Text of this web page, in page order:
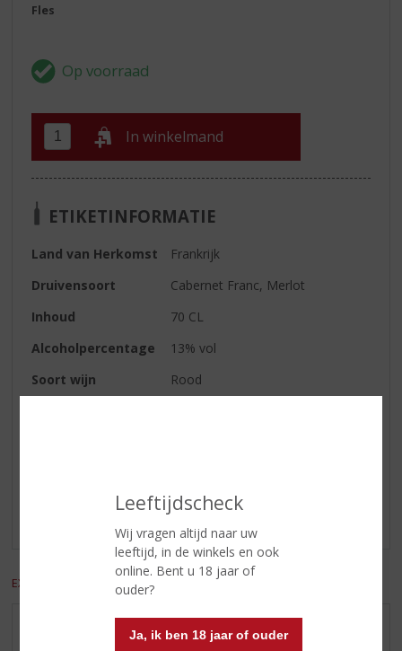
Leeftijdscheck
Wij vragen altijd naar uw
leeftijd, in de winkels en ook
online. Bent u 18 jaar of
ouder?
Ja, ik ben 18 jaar of ouder
Fles
In winkelmand
ETIKETINFORMATIE
Land van Herkomst
Frankrijk
Druivensoort
Cabernet Franc, Merlot
Inhoud
70 CL
Alcoholpercentage
13% vol
Soort wijn
Rood
EXCL. BTW INCL. BTW
AANBIEDINGEN